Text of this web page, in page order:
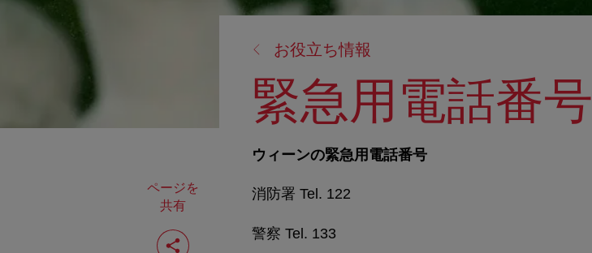
ページを
共有
ペ
ー
お役立ち情報
緊急用電話番号
ウィーンの緊急用電話番号
消防署 Tel. 122
警察 Tel. 133